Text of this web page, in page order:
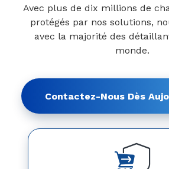
Avec plus de dix millions de
protégés par nos solutions,
avec la majorité des
monde.
Contactez-Nous Dès